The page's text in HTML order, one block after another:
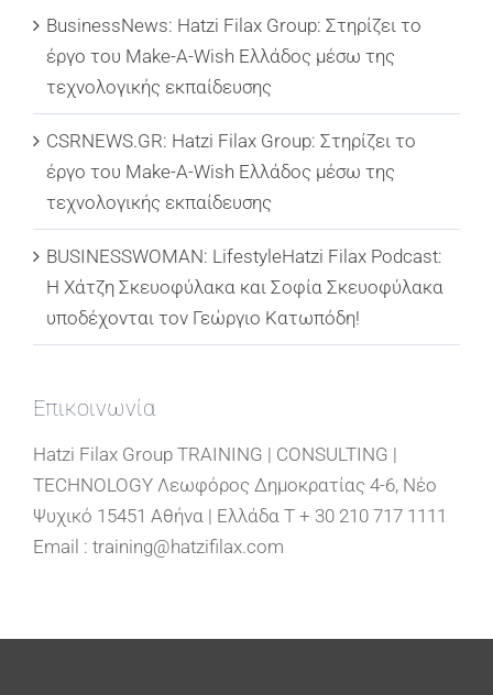
BusinessNews: Hatzi Filax Group: Στηρίζει το
έργο του Make-A-Wish Ελλάδος μέσω της
τεχνολογικής εκπαίδευσης
CSRNEWS.GR: Hatzi Filax Group: Στηρίζει το
έργο του Make-A-Wish Ελλάδος μέσω της
τεχνολογικής εκπαίδευσης
BUSINESSWOMAN: LifestyleHatzi Filax Podcast:
Η Χάτζη Σκευοφύλακα και Σοφία Σκευοφύλακα
υποδέχονται τον Γεώργιο Κατωπόδη!
Επικοινωνία
Hatzi Filax Group TRAINING | CONSULTING |
TECHNOLOGY Λεωφόρος Δημοκρατίας 4-6, Νέο
Ψυχικό 15451 Αθήνα | Ελλάδα T + 30 210 717 1111
Email : training@hatzifilax.com